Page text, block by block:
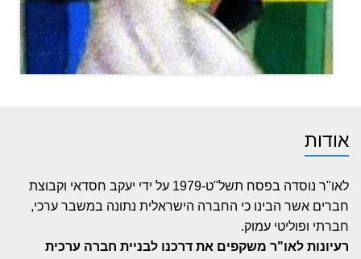
אודות
לאו"ר נוסדה בפסח תשל"ט-1979 על ידי יעקב חסדאי וקבוצת
חברים אשר הבינו כי החברה הישראלית נתונה במשבר ערכי,
חברתי ופוליטי עמוק.
רעיונות לאו"ר משקפים את דרכנו לבניית חברה ערכית